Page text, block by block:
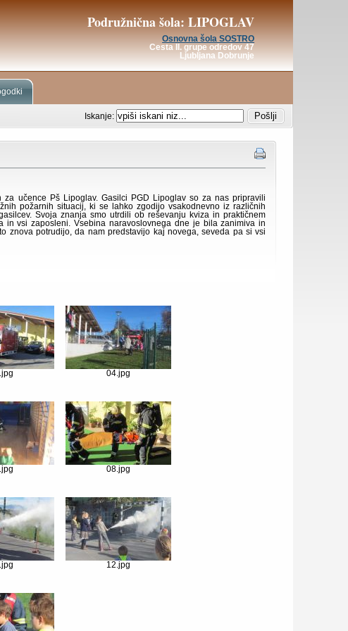
Podružnična šola: LIPOGLAV
Osnovna šola SOSTRO
Cesta II. grupe odredov 47
Ljubljana Dobrunje
Iskanje:
učence Pš Lipoglav. Gasilci PGD Lipoglav so za nas pripravili
požarnih situacij, ki se lahko zgodijo vsakodnevno iz različnih
Svoja znanja smo utrdili ob reševanju kviza in praktičnem
vsi zaposleni. Vsebina naravoslovnega dne je bila zanimiva in
znova potrudijo, da nam predstavijo kaj novega, seveda pa si vsi
04.jpg
08.jpg
12.jpg